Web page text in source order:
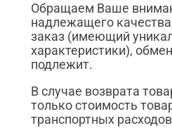
Обращаем Ваше
надлежащего
заказ (имеющий
характеристики),
подлежит.
В случае возврата
только стоимость
транспортных